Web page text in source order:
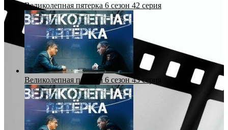
Великолепная пятерка 6 сезон 42 серия
Великолепная пятерка 6 сезон 43 серия